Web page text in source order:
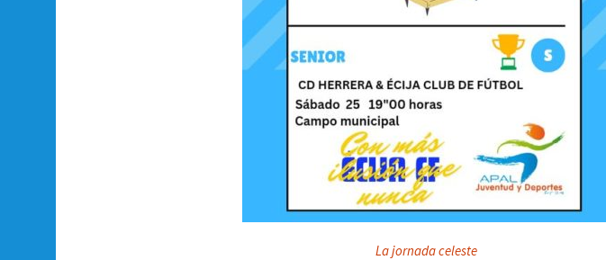
La jornada celeste